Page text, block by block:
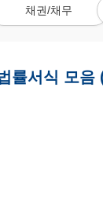
채권/채무
률서식 모음